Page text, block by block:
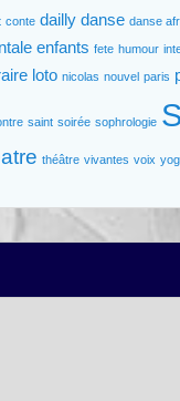
conte dailly danse danse
enfants fete humour
loto nicolas nouvel paris
saint soirée sophrologie
théâtre vivantes voix